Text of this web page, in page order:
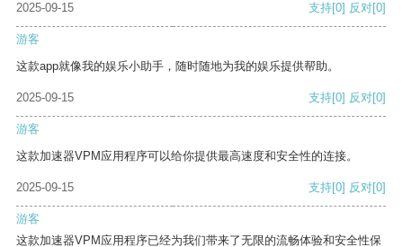
2025-09-15 支持[0] 反对[0]
游客
这款app就像我的娱乐小助手，随时随地为我的娱乐提供帮助。
2025-09-15 支持[0] 反对[0]
游客
这款加速器VPM应用程序可以给你提供最高速度和安全性的连接。
2025-09-15 支持[0] 反对[0]
游客
这款加速器VPM应用程序已经为我们带来了无限的流畅体验和安全性保